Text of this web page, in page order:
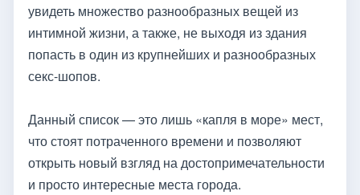
увидеть множество разнообразных вещей из
интимной жизни, а также, не выходя из здания
попасть в один из крупнейших и разнообразных
секс-шопов.
Данный список — это лишь «капля в море» мест,
что стоят потраченного времени и позволяют
открыть новый взгляд на достопримечательности
и просто интересные места города.